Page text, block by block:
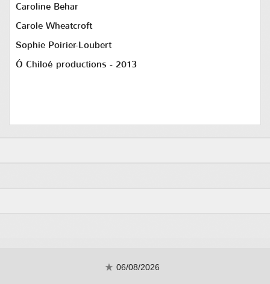
Caroline Behar
Carole Wheatcroft
Sophie Poirier-Loubert
Ó Chiloé productions - 2013
06/08/2026